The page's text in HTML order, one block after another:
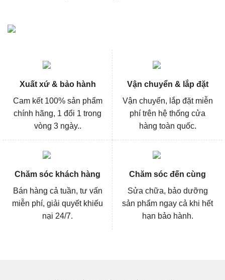
Xuất xứ & bảo hành
Cam kết 100% sản phẩm
chính hãng, 1 đổi 1 trong
vòng 3 ngày..
Vận chuyển & lắp đặt
Vận chuyển, lắp đặt miễn
phí trên hệ thống cửa
hàng toàn quốc.
Chăm sóc khách hàng
Bán hàng cả tuần, tư vấn
miễn phí, giải quyết khiếu
nại 24/7.
Chăm sóc đến cùng
Sửa chữa, bảo dưỡng
sản phẩm ngay cả khi hết
hạn bảo hành.